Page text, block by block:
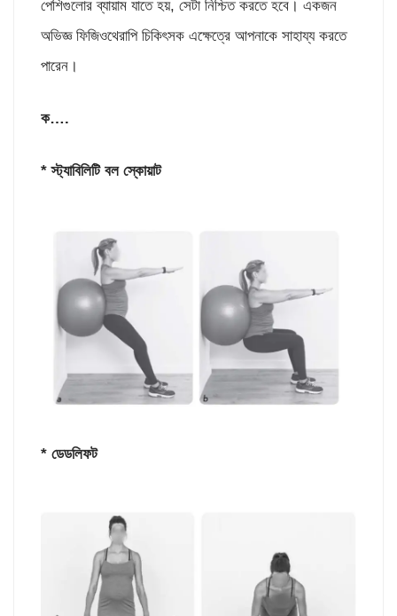
পেশিগুলোর ব্যায়াম যাতে হয়, সেটা নিশ্চিত করতে হবে। একজন
অভিজ্ঞ ফিজিওথেরাপি চিকিৎসক এক্ষেত্রে আপনাকে সাহায্য করতে
পারেন।
ক….
*স্ট্যাবিলিটি বল স্কোয়াট
* ডেডলিফট